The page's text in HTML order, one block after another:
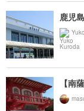
鹿児
【南